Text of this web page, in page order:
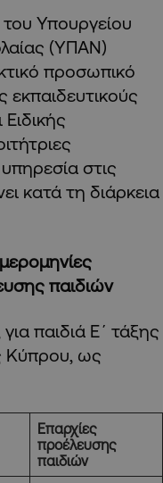
Υπουργείου
(ΥΠΑΝ)
προσωπικό
εκπαιδευτικούς
στις
κατά τη διάρκεια
παιδιών
παιδιά Ε΄ τάξης
Κύπρου, ως
Επαρχίες
προέλευσης
παιδιών